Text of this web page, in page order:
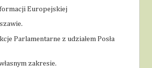
Europejskiej
Parlamentarne z udziałem Posła
zakresie.